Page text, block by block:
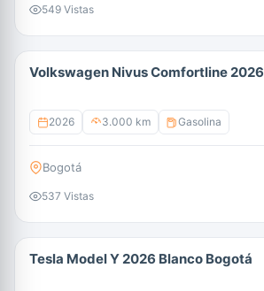
549 Vistas
Volkswagen Nivus Comfortline 2026
2026 3.000 km Gasolina
Bogotá
537 Vistas
Tesla Model Y 2026 Blanco Bogotá